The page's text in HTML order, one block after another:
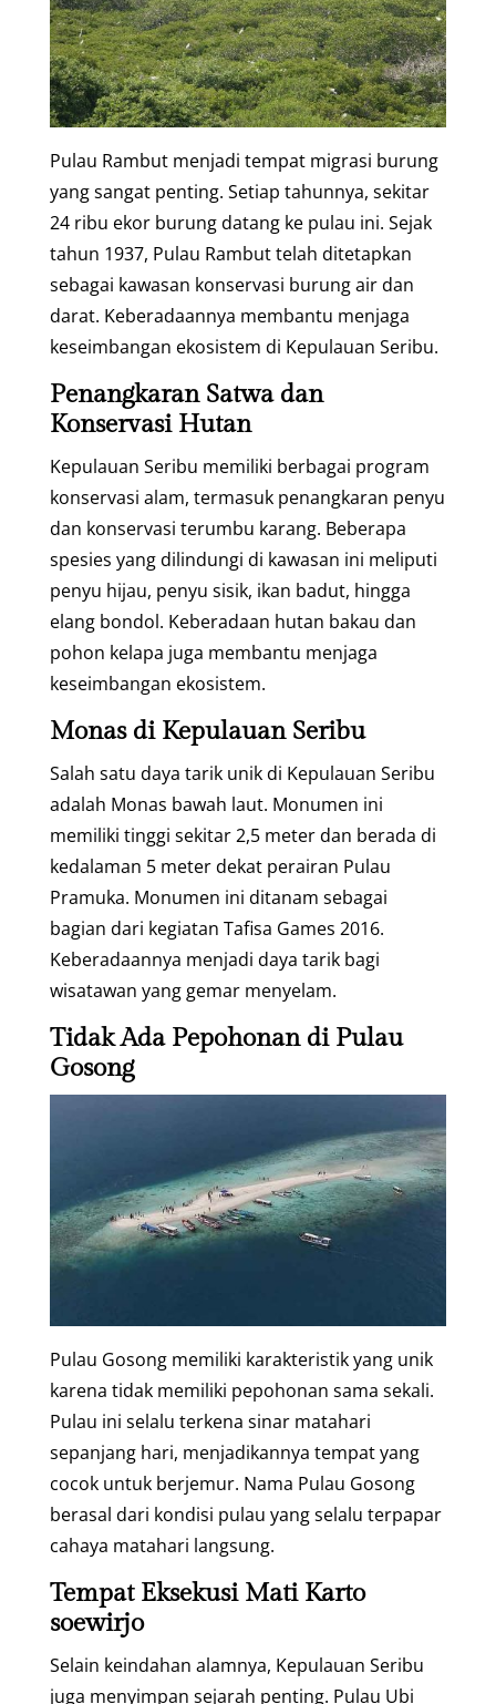
Pulau Rambut menjadi tempat migrasi burung
yang sangat penting. Setiap tahunnya, sekitar
24 ribu ekor burung datang ke pulau ini. Sejak
tahun 1937, Pulau Rambut telah ditetapkan
sebagai kawasan konservasi burung air dan
darat. Keberadaannya membantu menjaga
keseimbangan ekosistem di Kepulauan Seribu.
Penangkaran Satwa dan
Konservasi Hutan
Kepulauan Seribu memiliki berbagai program
konservasi alam, termasuk penangkaran penyu
dan konservasi terumbu karang. Beberapa
spesies yang dilindungi di kawasan ini meliputi
penyu hijau, penyu sisik, ikan badut, hingga
elang bondol. Keberadaan hutan bakau dan
pohon kelapa juga membantu menjaga
keseimbangan ekosistem.
Monas di Kepulauan Seribu
Salah satu daya tarik unik di Kepulauan Seribu
adalah Monas bawah laut. Monumen ini
memiliki tinggi sekitar 2,5 meter dan berada di
kedalaman 5 meter dekat perairan Pulau
Pramuka. Monumen ini ditanam sebagai
bagian dari kegiatan Tafisa Games 2016.
Keberadaannya menjadi daya tarik bagi
wisatawan yang gemar menyelam.
Tidak Ada Pepohonan di Pulau
Gosong
Pulau Gosong memiliki karakteristik yang unik
karena tidak memiliki pepohonan sama sekali.
Pulau ini selalu terkena sinar matahari
sepanjang hari, menjadikannya tempat yang
cocok untuk berjemur. Nama Pulau Gosong
berasal dari kondisi pulau yang selalu terpapar
cahaya matahari langsung.
Tempat Eksekusi Mati Karto
soewirjo
Selain keindahan alamnya, Kepulauan Seribu
juga menyimpan sejarah penting. Pulau Ubi